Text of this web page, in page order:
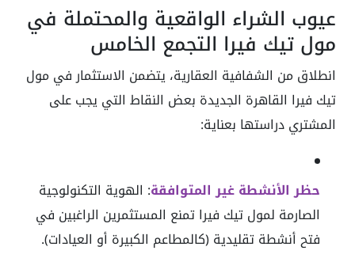
عيوب الشراء الواقعية والمحتملة في
مول تيك فيرا التجمع الخامس
انطلاق من الشفافية العقارية، يتضمن الاستثمار في مول
تيك فيرا القاهرة الجديدة بعض النقاط التي يجب على
المشتري دراستها بعناية:
حظر الأنشطة غير المتوافقة: الهوية التكنولوجية
الصارمة لمول تيك فيرا تمنع المستثمرين الراغبين في
فتح أنشطة تقليدية (كالمطاعم الكبيرة أو العيادات).